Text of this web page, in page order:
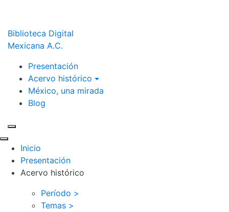
Biblioteca Digital
Mexicana A.C.
Presentación
Acervo histórico
México, una mirada
Blog
Inicio
Presentación
Acervo histórico
Período >
Temas >